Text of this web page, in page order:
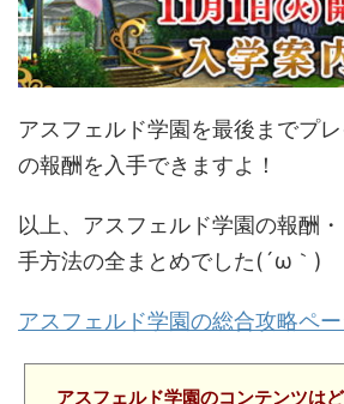
アスフェルド学園を最後までプ
の報酬を入手できますよ！
以上、アスフェルド学園の報酬
手方法の全まとめでした(´ω｀)
アスフェルド学園の総合攻略ペ
アスフェルド学園のコンテンツは